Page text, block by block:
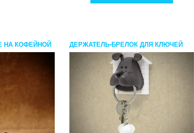
НА КОФЕЙНОЙ
ДЕРЖАТЕЛЬ-БРЕЛОК ДЛЯ КЛЮЧЕЙ
WOOF